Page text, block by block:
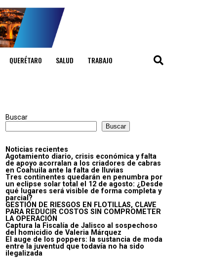
QUERÉTARO SALUD TRABAJO
Buscar
Buscar
Noticias recientes
Agotamiento diario, crisis económica y falta
de apoyo acorralan a los criadores de cabras
en Coahuila ante la falta de lluvias
Tres continentes quedarán en penumbra por
un eclipse solar total el 12 de agosto: ¿Desde
qué lugares será visible de forma completa y
parcial?
GESTIÓN DE RIESGOS EN FLOTILLAS, CLAVE
PARA REDUCIR COSTOS SIN COMPROMETER
LA OPERACIÓN
Captura la Fiscalía de Jalisco al sospechoso
del homicidio de Valeria Márquez
El auge de los poppers: la sustancia de moda
entre la juventud que todavía no ha sido
ilegalizada